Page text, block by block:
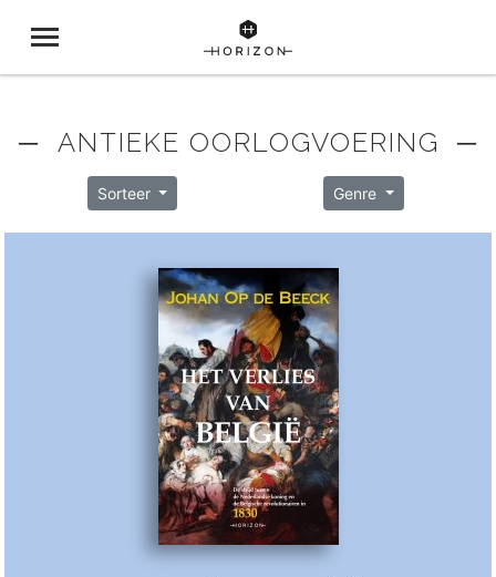
─ ANTIEKE OORLOGVOERING ─
Sorteer Genre